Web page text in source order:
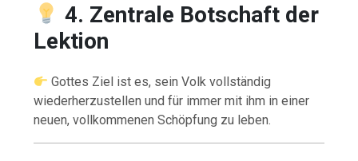
4. Zentrale Botschaft der
Lektion
Gottes Ziel ist es, sein Volk vollständig
wiederherzustellen und für immer mit ihm in einer
neuen, vollkommenen Schöpfung zu leben.